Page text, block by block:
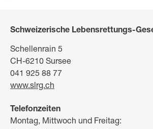
Schweizerische Lebensrettungs-
Schellenrain 5
CH-6210 Sursee
041 925 88 77
www.slrg.ch
Telefonzeiten
Montag, Mittwoch und Freitag: